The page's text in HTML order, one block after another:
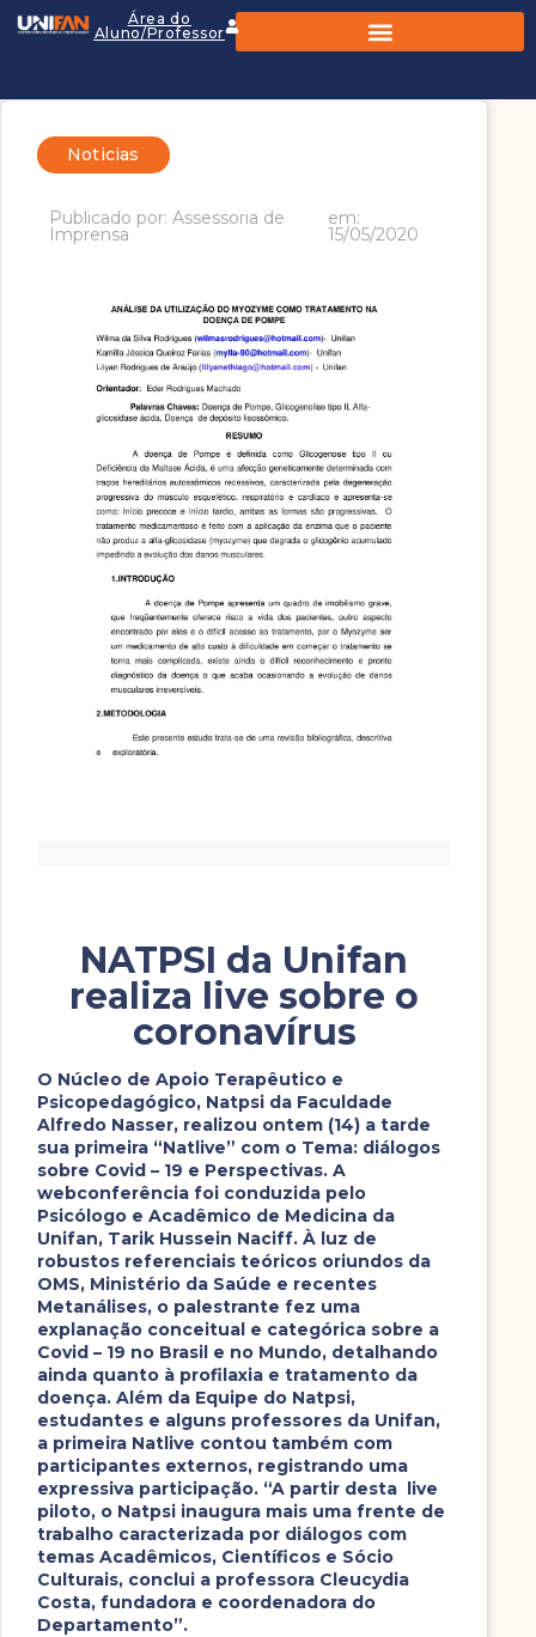
Área do
Aluno/Professor
Noticias
Publicado por: Assessoria de
Imprensa
em:
15/05/2020
NATPSI da Unifan
realiza live sobre o
coronavírus
O Núcleo de Apoio Terapêutico e
Psicopedagógico, Natpsi da Faculdade
Alfredo Nasser, realizou ontem (14) a tarde
sua primeira “Natlive” com o Tema: diálogos
sobre Covid – 19 e Perspectivas. A
webconferência foi conduzida pelo
Psicólogo e Acadêmico de Medicina da
Unifan, Tarik Hussein Naciff. À luz de
robustos referenciais teóricos oriundos da
OMS, Ministério da Saúde e recentes
Metanálises, o palestrante fez uma
explanação conceitual e categórica sobre a
Covid – 19 no Brasil e no Mundo, detalhando
ainda quanto à profilaxia e tratamento da
doença. Além da Equipe do Natpsi,
estudantes e alguns professores da Unifan,
a primeira Natlive contou também com
participantes externos, registrando uma
expressiva participação. “A partir desta live
piloto, o Natpsi inaugura mais uma frente de
trabalho caracterizada por diálogos com
temas Acadêmicos, Científicos e Sócio
Culturais, conclui a professora Cleucydia
Costa, fundadora e coordenadora do
Departamento”.